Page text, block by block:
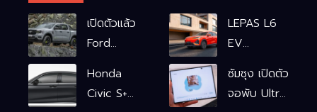
เปิดตัวแล้ว
Ford
WOLFTRAK
LEPAS L6
EV
L6 EV
Comfort
Honda
Civic S+
ซัมซุง เปิดตัว
จอพับ Ultra